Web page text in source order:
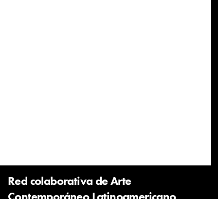
Red colaborativa de Arte